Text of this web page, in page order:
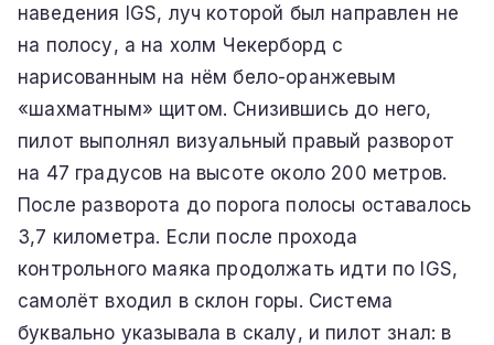
наведения IGS, луч которой был направлен не
на полосу, а на холм Чекерборд с
нарисованным на нём бело-оранжевым
«шахматным» щитом. Снизившись до него,
пилот выполнял визуальный правый разворот
на 47 градусов на высоте около 200 метров.
После разворота до порога полосы оставалось
3,7 километра. Если после прохода
контрольного маяка продолжать идти по IGS,
самолёт входил в склон горы. Система
буквально указывала в скалу, и пилот знал: в